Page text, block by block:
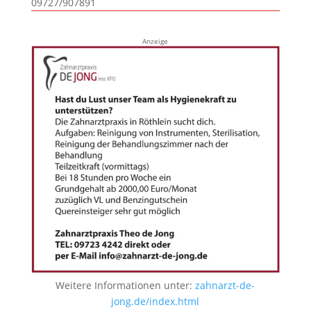
Anzeige
Weitere Informationen unter:zahnarzt-de-
jong.de/index.html